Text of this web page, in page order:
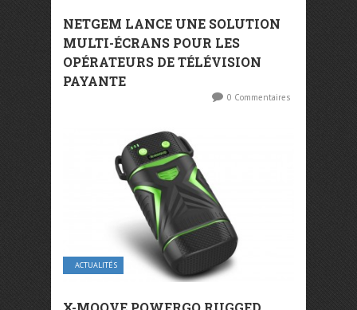
NETGEM LANCE UNE SOLUTION
MULTI-ÉCRANS POUR LES
OPÉRATEURS DE TÉLÉVISION
PAYANTE
0 Commentaires
ACTUALITÉS